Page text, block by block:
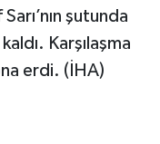
şutunda
Karşılaşma
erdi. (İHA)